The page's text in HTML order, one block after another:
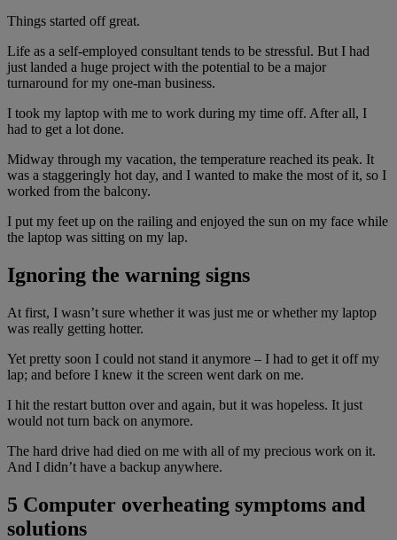
Things started off great.
Life as a self-employed consultant tends to be stressful. But I had
just landed a huge project with the potential to be a major
turnaround for my one-man business.
I took my laptop with me to work during my time off. After all, I
had to get a lot done.
Midway through my vacation, the temperature reached its peak. It
was a staggeringly hot day, and I wanted to make the most of it, so I
worked from the balcony.
I put my feet up on the railing and enjoyed the sun on my face while
the laptop was sitting on my lap.
Ignoring the warning signs
At first, I wasn’t sure whether it was just me or whether my laptop
was really getting hotter.
Yet pretty soon I could not stand it anymore – I had to get it off my
lap; and before I knew it the screen went dark on me.
I hit the restart button over and again, but it was hopeless. It just
would not turn back on anymore.
The hard drive had died on me with all of my precious work on it.
And I didn’t have a backup anywhere.
5 Computer overheating symptoms and
solutions